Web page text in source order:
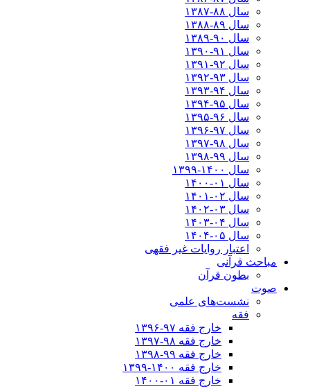
سال ۸۸-۱۳۸۷
سال ۸۹-۱۳۸۸
سال ۹۰-۱۳۸۹
سال ۹۱-۱۳۹۰
سال ۹۲-۱۳۹۱
سال ۹۳-۱۳۹۲
سال ۹۴-۱۳۹۳
سال ۹۵-۱۳۹۴
سال ۹۶-۱۳۹۵
سال ۹۷-۱۳۹۶
سال ۹۸-۱۳۹۷
سال ۹۹-۱۳۹۸‍
سال ۱۴۰۰-۱۳۹۹
سال ۰۱-۱۴۰۰
سال ۰۲-۱۴۰۱
سال ۰۳-۱۴۰۲
سال ۰۴-۱۴۰۳
سال ۰۵-۱۴۰۴
اعتبار روایات غیر فقهی
مباحث قرآنی
بطون قرآن
صوت
نشست‌های علمی
فقه
خارج فقه ۹۷-۱۳۹۶
خارج فقه ۹۸-۱۳۹۷
خارج فقه ۹۹-۱۳۹۸
خارج فقه ۱۴۰۰-۱۳۹۹
خارج فقه ۰۱-۱۴۰۰